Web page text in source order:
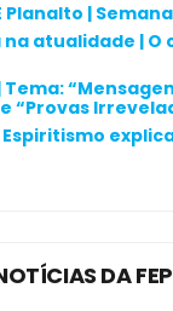
Planalto |
na atualidade |
Tema:
“Provas
Espiritismo
DA FEP